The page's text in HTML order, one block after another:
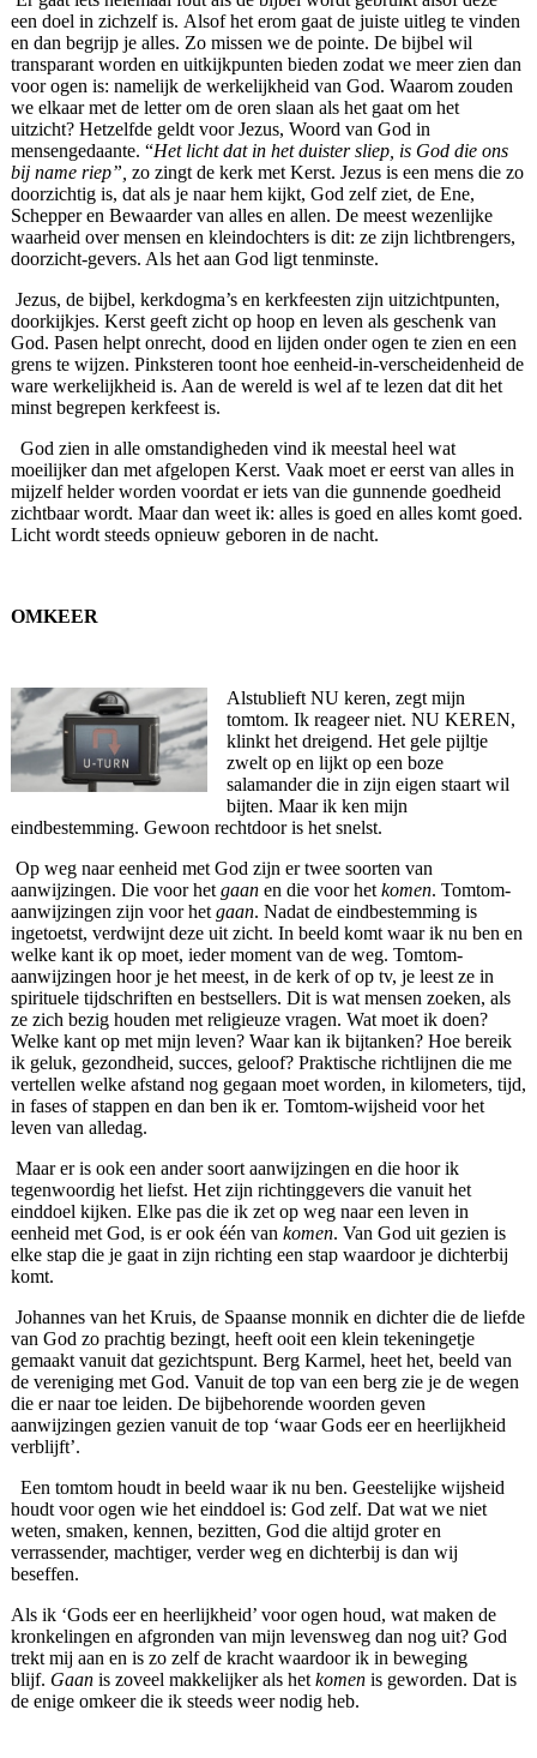
een doel in zichzelf is. Alsof het erom gaat de juiste uitleg te vinden
en dan begrijp je alles. Zo missen we de pointe. De bijbel wil
transparant worden en uitkijkpunten bieden zodat we meer zien dan
voor ogen is: namelijk de werkelijkheid van God. Waarom zouden
we elkaar met de letter om de oren slaan als het gaat om het
uitzicht? Hetzelfde geldt voor Jezus, Woord van God in
mensengedaante. “Het licht dat in het duister sliep, is God die ons
bij name riep”, zo zingt de kerk met Kerst. Jezus is een mens die zo
doorzichtig is, dat als je naar hem kijkt, God zelf ziet, de Ene,
Schepper en Bewaarder van alles en allen. De meest wezenlijke
waarheid over mensen en kleindochters is dit: ze zijn lichtbrengers,
doorzicht-gevers. Als het aan God ligt tenminste.
Jezus, de bijbel, kerkdogma’s en kerkfeesten zijn uitzichtpunten,
doorkijkjes. Kerst geeft zicht op hoop en leven als geschenk van
God. Pasen helpt onrecht, dood en lijden onder ogen te zien en een
grens te wijzen. Pinksteren toont hoe eenheid-in-verscheidenheid de
ware werkelijkheid is. Aan de wereld is wel af te lezen dat dit het
minst begrepen kerkfeest is.
God zien in alle omstandigheden vind ik meestal heel wat
moeilijker dan met afgelopen Kerst. Vaak moet er eerst van alles in
mijzelf helder worden voordat er iets van die gunnende goedheid
zichtbaar wordt. Maar dan weet ik: alles is goed en alles komt goed.
Licht wordt steeds opnieuw geboren in de nacht.
OMKEER
Alstublieft NU keren, zegt mijn
tomtom. Ik reageer niet. NU KEREN,
klinkt het dreigend. Het gele pijltje
zwelt op en lijkt op een boze
salamander die in zijn eigen staart wil
bijten. Maar ik ken mijn
eindbestemming. Gewoon rechtdoor is het snelst.
Op weg naar eenheid met God zijn er twee soorten van
aanwijzingen. Die voor het gaanen die voor het komen. Tomtom-
aanwijzingen zijn voor het gaan. Nadat de eindbestemming is
ingetoetst, verdwijnt deze uit zicht. In beeld komt waar ik nu ben en
welke kant ik op moet, ieder moment van de weg. Tomtom-
aanwijzingen hoor je het meest, in de kerk of op tv, je leest ze in
spirituele tijdschriften en bestsellers. Dit is wat mensen zoeken, als
ze zich bezig houden met religieuze vragen. Wat moet ik doen?
Welke kant op met mijn leven? Waar kan ik bijtanken? Hoe bereik
ik geluk, gezondheid, succes, geloof? Praktische richtlijnen die me
vertellen welke afstand nog gegaan moet worden, in kilometers, tijd,
in fases of stappen en dan ben ik er. Tomtom-wijsheid voor het
leven van alledag.
Maar er is ook een ander soort aanwijzingen en die hoor ik
tegenwoordig het liefst. Het zijn richtinggevers die vanuit het
einddoel kijken. Elke pas die ik zet op weg naar een leven in
eenheid met God, is er ook één van komen. Van God uit gezien is
elke stap die je gaat in zijn richting een stap waardoor je dichterbij
komt.
Johannes van het Kruis, de Spaanse monnik en dichter die de liefde
van God zo prachtig bezingt, heeft ooit een klein tekeningetje
gemaakt vanuit dat gezichtspunt. Berg Karmel, heet het, beeld van
de vereniging met God. Vanuit de top van een berg zie je de wegen
die er naar toe leiden. De bijbehorende woorden geven
aanwijzingen gezien vanuit de top ‘waar Gods eer en heerlijkheid
verblijft’.
Een tomtom houdt in beeld waar ik nu ben. Geestelijke wijsheid
houdt voor ogen wie het einddoel is: God zelf. Dat wat we niet
weten, smaken, kennen, bezitten, God die altijd groter en
verrassender, machtiger, verder weg en dichterbij is dan wij
beseffen.
Als ik ‘Gods eer en heerlijkheid’ voor ogen houd, wat maken de
kronkelingen en afgronden van mijn levensweg dan nog uit? God
trekt mij aan en is zo zelf de kracht waardoor ik in beweging
blijf. Gaanis zoveel makkelijker als het komenis geworden. Dat is
de enige omkeer die ik steeds weer nodig heb.